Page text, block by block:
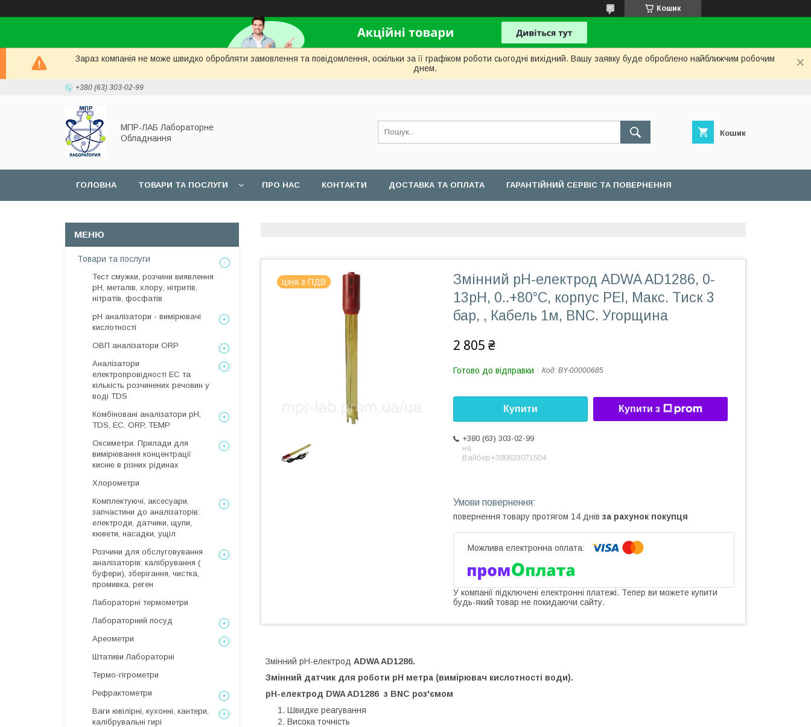
Кошик
Зараз компанія не може швидко обробляти замовлення та повідомлення, оскільки за її графіком роботи сьогодні вихідний. Вашу заявку буде оброблено найближчим робочим
днем.
+380 (63) 303-02-99
МПР-ЛАБ Лабораторне
Обладнання
Кошик
ГОЛОВНА ТОВАРИ ТА ПОСЛУГИ ПРО НАС КОНТАКТИ ДОСТАВКА ТА ОПЛАТА ГАРАНТІЙНИЙ СЕРВІС ТА ПОВЕРНЕННЯ
ціна з ПДВ
Змінний pH-електрод ADWA AD1286, 0-
13pH, 0..+80°C, корпус PEI, Макс. Тиск 3
бар, , Кабель 1м, BNC. Угорщина
2 805 ₴
Готово до відправки Код: BY-00000685
Купити Купити з
+380 (63) 303-02-99
на
Вайбер+380633071504
повернення товару протягом 14 днів за рахунок покупця
У компанії підключені електронні платежі. Тепер ви можете купити
будь-який товар не покидаючи сайту.
Змінний pH-електрод ADWA AD1286.
Змінний датчик для роботи pH метра (вимірювач кислотності води).
рН-електрод DWA AD1286 з BNC роз'ємом
Швидке реагування
Висока точність
Товари та послуги
Тест смужки, розчини виявлення
рН, металів, хлору, нітритів,
нітратів, фосфатів
рН аналізатори - вимірювачі
кислотності
ОВП аналізатори ORP
Аналізатори
електропровідності EC та
кількість розчинених речовин у
воді TDS
Комбіновані аналізатори pH,
TDS, EC, ORP, TEMP
Оксиметри: Прилади для
вимірювання концентрації
кисню в різних рідинах
Хлорометри
Комплектуючі, аксесуари,
запчастини до аналізаторів:
електроди, датчики, щупи,
кювети, насадки, ущіл
Розчини для обслуговування
аналізаторів: калібрування (
буфери), зберігання, чистка,
промивка, реген
Лабораторні термометри
Лабораторний посуд
Ареометри
Штативи Лабораторні
Термо-гігрометри
Рефрактометри
Ваги ювілірні, кухонні, кантери,
калібрувальні гирі